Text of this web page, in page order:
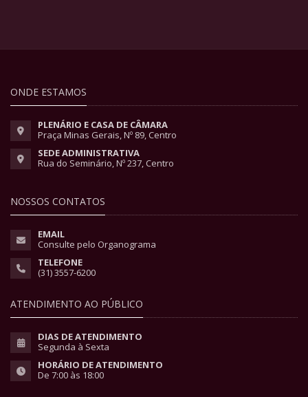
ONDE ESTAMOS
PLENÁRIO E CASA DE CÂMARA
Praça Minas Gerais, Nº 89, Centro
SEDE ADMINISTRATIVA
Rua do Seminário, Nº 237, Centro
NOSSOS CONTATOS
EMAIL
Consulte pelo Organograma
TELEFONE
(31) 3557-6200
ATENDIMENTO AO PÚBLICO
DIAS DE ATENDIMENTO
Segunda à Sexta
HORÁRIO DE ATENDIMENTO
De 7:00 às 18:00